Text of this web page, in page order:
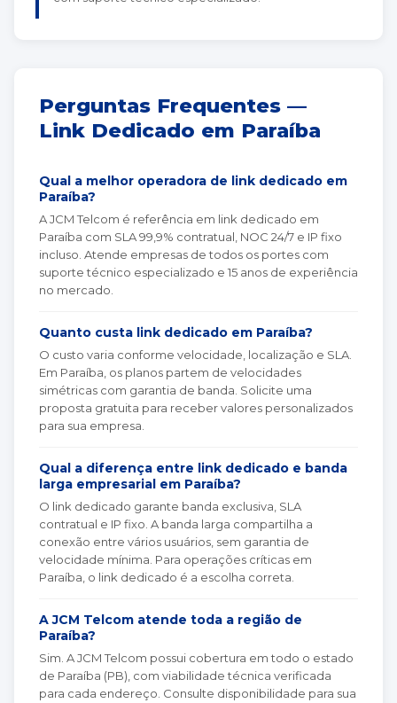
Perguntas Frequentes —
Link Dedicado em Paraíba
Qual a melhor operadora de link dedicado em
Paraíba?
A JCM Telcom é referência em link dedicado em
Paraíba com SLA 99,9% contratual, NOC 24/7 e IP fixo
incluso. Atende empresas de todos os portes com
suporte técnico especializado e 15 anos de experiência
no mercado.
Quanto custa link dedicado em Paraíba?
O custo varia conforme velocidade, localização e SLA.
Em Paraíba, os planos partem de velocidades
simétricas com garantia de banda. Solicite uma
proposta gratuita para receber valores personalizados
para sua empresa.
Qual a diferença entre link dedicado e banda
larga empresarial em Paraíba?
O link dedicado garante banda exclusiva, SLA
contratual e IP fixo. A banda larga compartilha a
conexão entre vários usuários, sem garantia de
velocidade mínima. Para operações críticas em
Paraíba, o link dedicado é a escolha correta.
A JCM Telcom atende toda a região de
Paraíba?
Sim. A JCM Telcom possui cobertura em todo o estado
de Paraíba (PB), com viabilidade técnica verificada
para cada endereço. Consulte disponibilidade para sua